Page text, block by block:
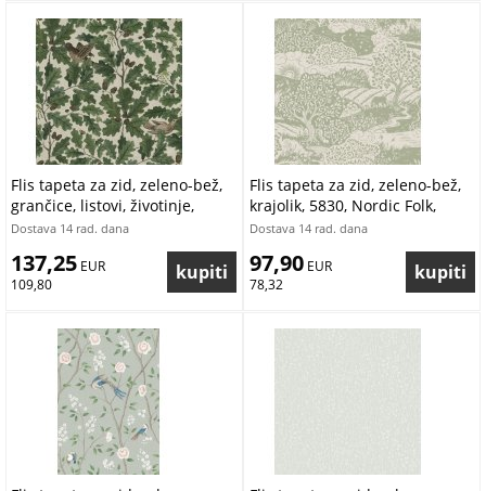
Flis tapeta za zid, zeleno-bež,
grančice, listovi, životinje,
2049, Icons, Borastapeter |
Dostava 14 rad. dana
137,25 EUR
109,80
Flis tapeta za zid, zeleno-bež,
krajolik, 5830, Nordic Folk,
Borastapeter | Ljepilo Gratis
Dostava 14 rad. dana
97,90 EUR
78,32